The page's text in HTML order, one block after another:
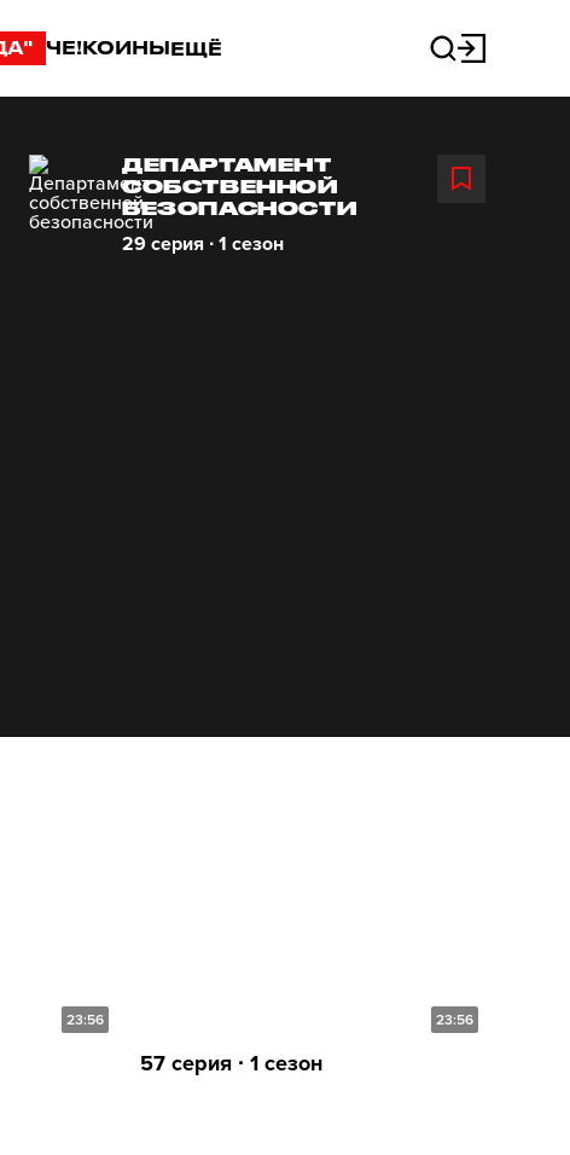
ЧЕ!КОИНЫЕЩЁ
ДЕПАРТАМЕНТ
СОБСТВЕННОЙ
БЕЗОПАСНОСТИ
29 серия ∙ 1 сезон
23:56 23:56
57 серия ∙ 1 сезон